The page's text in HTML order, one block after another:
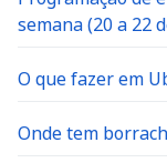
semana (20 a 22
O que fazer em
Onde tem